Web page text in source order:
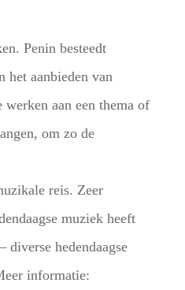
Penin besteedt
het aanbieden van
werken aan een thema of
om zo de
reis. Zeer
muziek heeft
diverse hedendaagse
informatie: